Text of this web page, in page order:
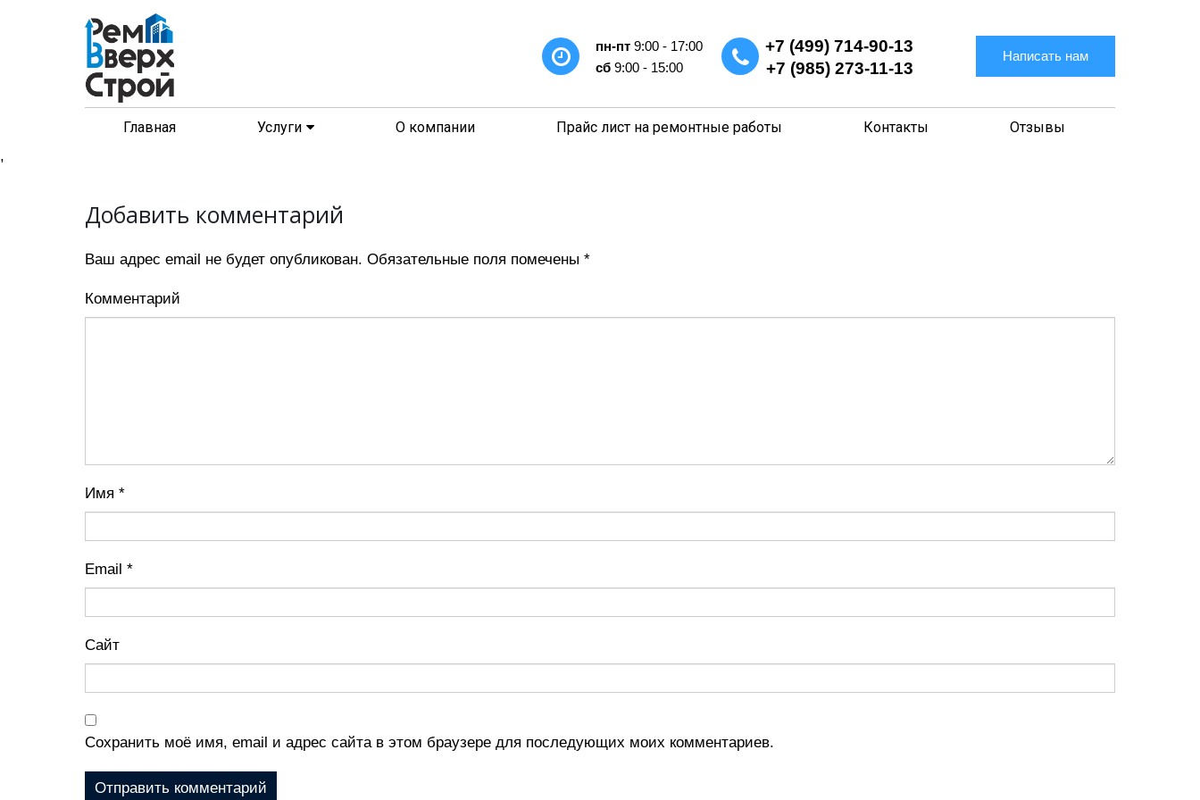
пн-пт 9:00 - 17:00
сб 9:00 - 15:00
+7 (499) 714-90-13
+7 (985) 273-11-13
Написать нам
Главная Услуги О компании Прайс лист на ремонтные работы Контакты
Отзывы
,
Добавить комментарий
Ваш адрес email не будет опубликован. Обязательные поля помечены *
Комментарий
Имя *
Email *
Сайт
Сохранить моё имя, email и адрес сайта в этом браузере для последующих моих комментариев.